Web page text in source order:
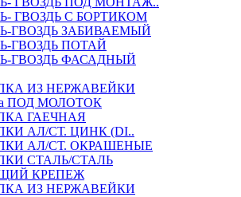
ГВОЗДЬ С БОРТИКОМ
ГВОЗДЬ ЗАБИВАЕМЫЙ
ГВОЗДЬ ПОТАЙ
ГВОЗДЬ ФАСАДНЫЙ
ИЗ НЕРЖАВЕЙКИ
ПОД МОЛОТОК
ГАЕЧНАЯ
АЛ/СТ. ЦИНК (DI..
АЛ/СТ. ОКРАШЕНЫЕ
СТАЛЬ/СТАЛЬ
КРЕПЕЖ
ИЗ НЕРЖАВЕЙКИ